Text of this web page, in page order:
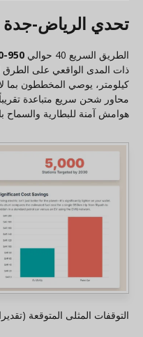
تحدي الرياض-جدة
الطريق السريع 40 حوالي 950-1000 كم
كيلومتر، يوصي المخططون بما
محاور شحن سريع متباعدة
هوامش آمنة للبطارية والسماح
التوقفات المثلى المتوقعة (تقديرات 2026/